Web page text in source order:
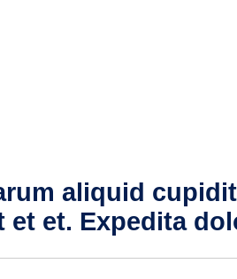
aliquid
et. Expedita